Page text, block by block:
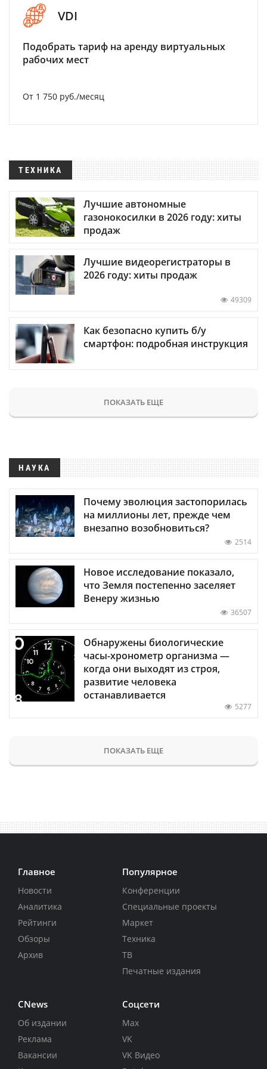
VDI
Подобрать тариф на аренду виртуальных
рабочих мест
От 1 750 руб./месяц
ТЕХНИКА
Лучшие автономные
газонокосилки в 2026 году: хиты
продаж
Лучшие видеорегистраторы в
2026 году: хиты продаж
49309
Как безопасно купить б/у
смартфон: подробная инструкция
ПОКАЗАТЬ ЕЩЕ
НАУКА
Почему эволюция застопорилась
на миллионы лет, прежде чем
внезапно возобновиться?
2514
Новое исследование показало,
что Земля постепенно заселяет
Венеру жизнью
36507
Обнаружены биологические
часы-хронометр организма —
когда они выходят из строя,
развитие человека
останавливается
5277
ПОКАЗАТЬ ЕЩЕ
Главное
Новости
Аналитика
Рейтинги
Обзоры
Архив
Популярное
Конференции
Специальные проекты
Маркет
Техника
ТВ
Печатные издания
CNews
Об издании
Реклама
Вакансии
Соцсети
Max
VK
VK Видео